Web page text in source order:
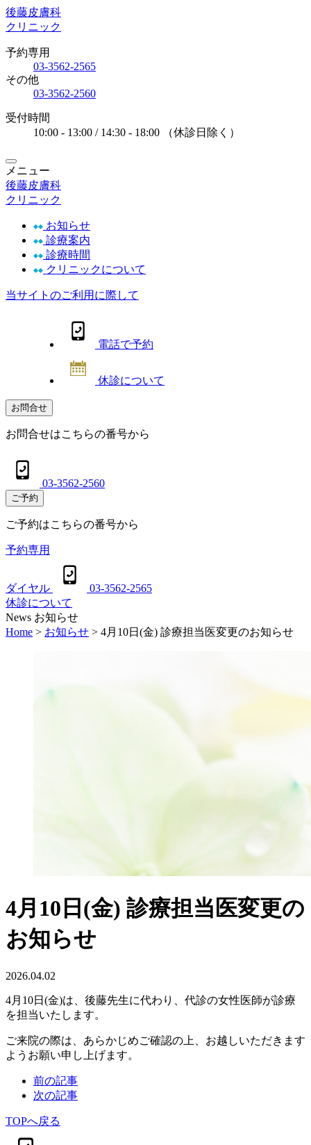
後藤皮膚科
クリニック
予約専用
03-3562-2565
その他
03-3562-2560
受付時間
10:00 - 13:00 / 14:30 - 18:00
（休診日除く）
メニュー
後藤皮膚科
クリニック
お知らせ
診療案内
診療時間
クリニックについて
当サイトのご利用に際して
電話で予約
休診について
お問合せ
お問合せはこちらの番号から
03-3562-2560
ご予約
ご予約はこちらの番号から
予約専用
ダイヤル
03-3562-2565
休診について
News お知らせ
Home > お知らせ > 4月10日(金) 診療担当医変更のお知らせ
4月10日(金) 診療担当医変更の
お知らせ
2026.04.02
4月10日(金)は、後藤先生に代わり、代診の女性医師が診療
を担当いたします。
ご来院の際は、あらかじめご確認の上、お越しいただきます
ようお願い申し上げます。
前の記事
次の記事
TOPへ戻る